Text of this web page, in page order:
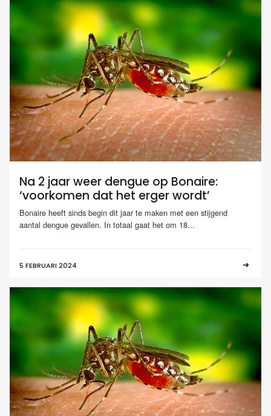
Na 2 jaar weer dengue op Bonaire:
‘voorkomen dat het erger wordt’
Bonaire heeft sinds begin dit jaar te maken met een stijgend
aantal dengue gevallen. In totaal gaat het om 18...
5 FEBRUARI 2024